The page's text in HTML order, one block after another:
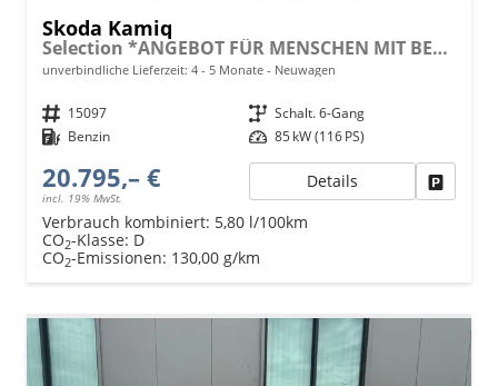
Skoda Kamiq
Selection *ANGEBOT FÜR MENSCHEN MIT BEHINDERUNG AB 50%! 1.0 TSI 115PS, Klimaanlage, Sitzheizung, Parksensoren hinten, LED-Scheinwerfer, Tempomat, Infotainment 8", Virtual Cockpit Nebelscheinwerfer, Dachreling
unverbindliche Lieferzeit: 4 - 5 Monate Neuwagen
Fahrzeugnr. 15097 Getriebe Schalt. 6-Gang
Kraftstoff Benzin Leistung 85 kW (116 PS)
20.795,– €
incl. 19% MwSt.
Details
Verbrauch kombiniert: 5,80 l/100km
CO2-Klasse: D
CO2-Emissionen: 130,00 g/km